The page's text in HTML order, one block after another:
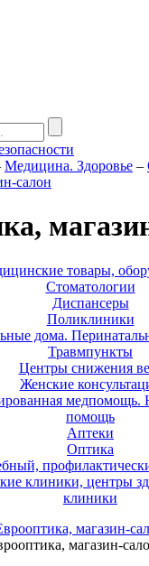
Медицина. Здоровье –
салон
товары,
Стоматологии
Диспансеры
Поликлиники
дома.
Травмпункты
Центры снижения
Женские
медпомощь.
помощь
Аптеки
Оптика
клиники, центры
клиники
магазин-